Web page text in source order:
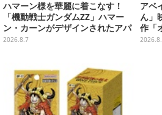
ハマーン様を華麗に着こなす！
「機動戦士ガンダムZZ」ハマー
ン・カーンがデザインされたアパ
レルが販売
2026.8.7
アベ
ん」
作「
や、